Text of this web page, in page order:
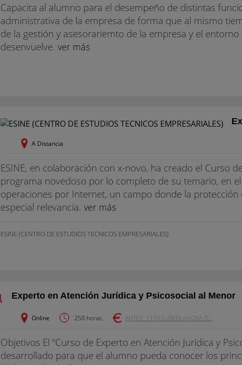
Capacita al alumno para el desempeño de distintas
administrativa de la empresa de forma que al mismo
de la gestión y asesorariemto de la empresa y el
desenvuelve. ver más
A Distancia
ESINE, en colaboración con x-novo, ha creado el Curso
programa novedoso por lo completo de su temario, en
operaciones por Internet, un campo donde la
especial relevancia. ver más
ESINE (CENTRO DE ESTUDIOS TECNICOS EMPRESARIALES)
Experto en Atención Jurídica y Psicosocial al Menor
Online 250 horas. ANTES: 1190 EUROS AHORA O...
Objetivos El “Curso de Experto en Atención Jurídica y
desarrollado para que el alumno pueda conocer los